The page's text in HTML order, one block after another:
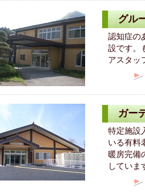
グル
認知症の
設です。
アスタッ
ガー
特定施設
いる有料
暖房完備
していま